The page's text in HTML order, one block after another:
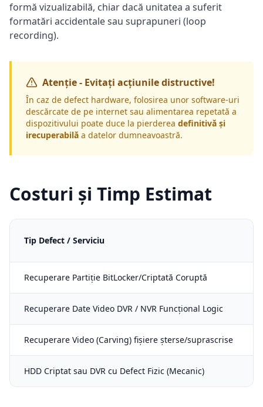
formă vizualizabilă, chiar dacă unitatea a suferit
formatări accidentale sau suprapuneri (loop
recording).
Atenție - Evitați acțiunile distructive!
În caz de defect hardware, folosirea unor software-uri
descărcate de pe internet sau alimentarea repetată a
dispozitivului poate duce la pierderea definitivă și
irecuperabilă a datelor dumneavoastră.
Costuri și Timp Estimat
Tip Defect / Serviciu
Recuperare Partiție BitLocker/Criptată Coruptă
Recuperare Date Video DVR / NVR Funcțional Logic
Recuperare Video (Carving) fișiere șterse/suprascrise
HDD Criptat sau DVR cu Defect Fizic (Mecanic)